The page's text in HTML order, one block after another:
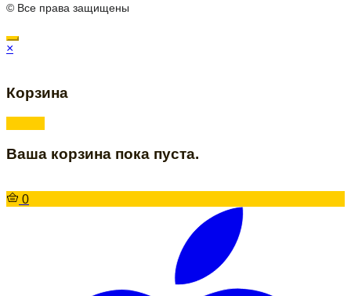
© Все права защищены
×
Корзина
Ваша корзина пока пуста.
0